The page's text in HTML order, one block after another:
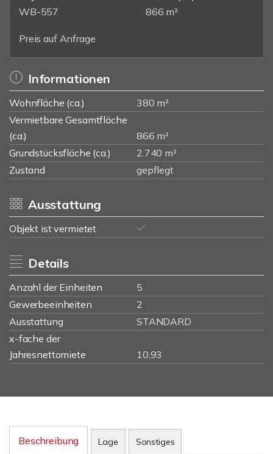
WB-557
866 m²
Preis auf Anfrage
Informationen
Wohnfläche (ca.)
380 m²
Vermietbare Gesamtfläche
(ca.)
866 m²
Grundstücksfläche (ca.)
2.740 m²
Zustand
gepflegt
Ausstattung
Objekt ist vermietet
Details
Anzahl der Einheiten
5
Gewerbeeinheiten
2
Ausstattung
STANDARD
x-fache der
Jahresnettomiete
10,93
Beschreibung Lage Sonstiges